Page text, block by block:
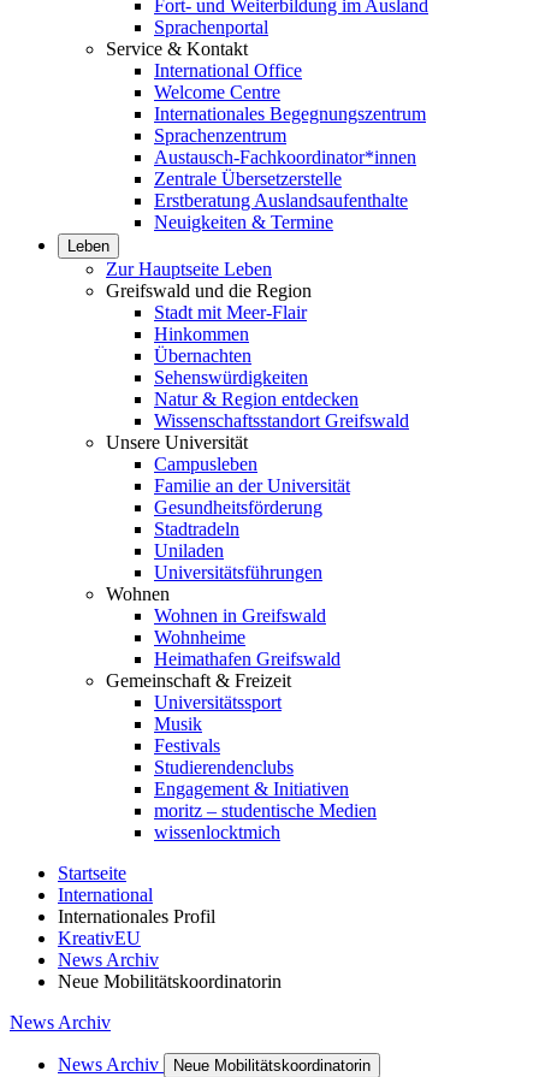
Fort- und Weiterbildung im Ausland
Sprachenportal
Service & Kontakt
International Office
Welcome Centre
Internationales Begegnungszentrum
Sprachenzentrum
Austausch-Fachkoordinator*innen
Zentrale Übersetzerstelle
Erstberatung Auslandsaufenthalte
Neuigkeiten & Termine
Leben
Zur Hauptseite Leben
Greifswald und die Region
Stadt mit Meer-Flair
Hinkommen
Übernachten
Sehenswürdigkeiten
Natur & Region entdecken
Wissenschaftsstandort Greifswald
Unsere Universität
Campusleben
Familie an der Universität
Gesundheitsförderung
Stadtradeln
Uniladen
Universitätsführungen
Wohnen
Wohnen in Greifswald
Wohnheime
Heimathafen Greifswald
Gemeinschaft & Freizeit
Universitätssport
Musik
Festivals
Studierendenclubs
Engagement & Initiativen
moritz – studentische Medien
wissenlocktmich
Startseite
International
Internationales Profil
KreativEU
News Archiv
Neue Mobilitätskoordinatorin
News Archiv
News Archiv Neue Mobilitätskoordinatorin